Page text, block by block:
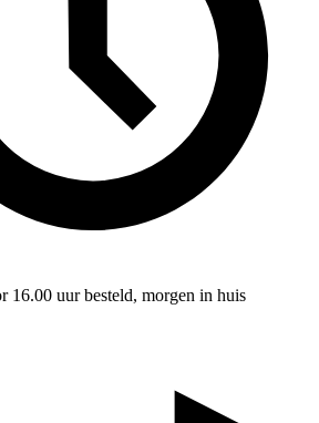
16.00 uur besteld, morgen in huis